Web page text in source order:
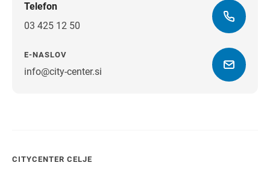
Telefon
03 425 12 50
E-NASLOV
info@city-center.si
CITYCENTER CELJE